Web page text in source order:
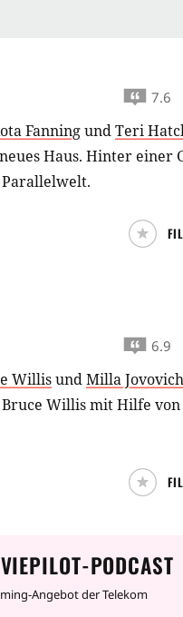
7.6
FanningundTeri
Haus. Hinter einer
6.9
WillisundMilla Jovovich
Bruce Willis mit Hilfe
PODCAST
Angebot der Telekom